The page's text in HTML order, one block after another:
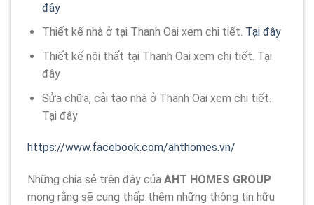
đây
Thiết kế nhà ở tại Thanh Oai xem chi tiết. Tại đây
Thiết kế nội thất tại Thanh Oai xem chi tiết. Tại
đây
Sửa chữa, cải tạo nhà ở Thanh Oai xem chi tiết.
Tại đây
https://www.facebook.com/ahthomes.vn/
Những chia sẻ trên đây của AHT HOMES GROUP
mong rằng sẽ cung thấp thêm những thông tin hữu